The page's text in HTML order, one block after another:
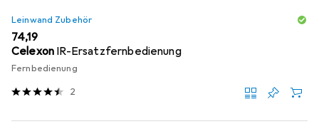
Leinwand Zubehör
EUR
74,19
Celexon IR-Ersatzfernbedienung
Fernbedienung
2